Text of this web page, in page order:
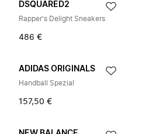
DSQUARED2
Rapper's Delight Sneakers
486 €
ADIDAS ORIGINALS
Handball Spezial
157,50 €